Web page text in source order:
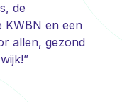
de
KWBN en een
allen, gezond